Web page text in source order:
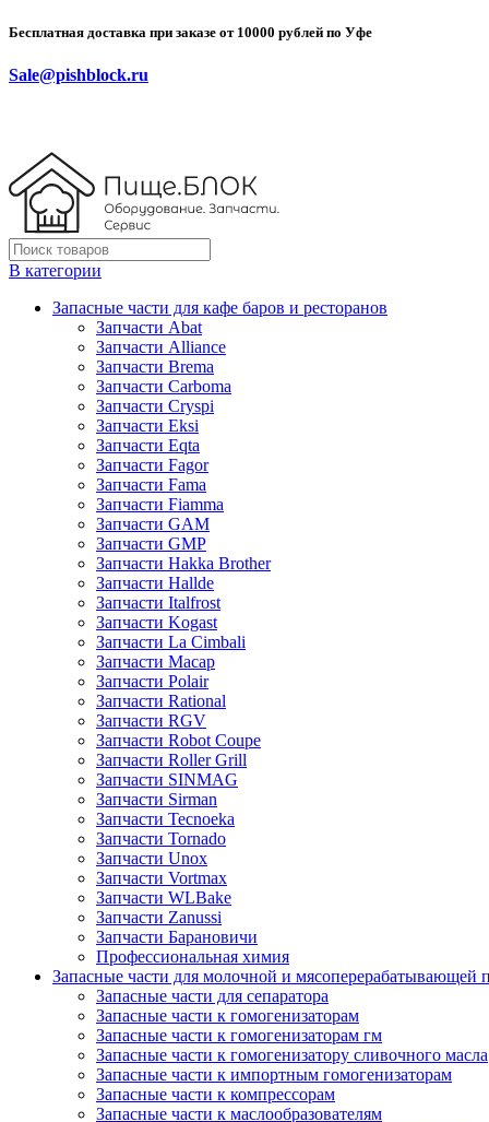
Бесплатная доставка при заказе от 10000 рублей по Уфе
Sale@pishblock.ru
В категории
Запасные части для кафе баров и ресторанов
Запчасти Abat
Запчасти Alliance
Запчасти Brema
Запчасти Carboma
Запчасти Cryspi
Запчасти Eksi
Запчасти Eqta
Запчасти Fagor
Запчасти Fama
Запчасти Fiamma
Запчасти GAM
Запчасти GMP
Запчасти Hakka Brother
Запчасти Hallde
Запчасти Italfrost
Запчасти Kogast
Запчасти La Cimbali
Запчасти Macap
Запчасти Polair
Запчасти Rational
Запчасти RGV
Запчасти Robot Coupe
Запчасти Roller Grill
Запчасти SINMAG
Запчасти Sirman
Запчасти Tecnoeka
Запчасти Tornado
Запчасти Unox
Запчасти Vortmax
Запчасти WLBake
Запчасти Zanussi
Запчасти Барановичи
Профессиональная химия
Запасные части для молочной и мясоперерабатывающей
Запасные части для сепаратора
Запасные части к гомогенизаторам
Запасные части к гомогенизаторам гм
Запасные части к гомогенизатору сливочного масла
Запасные части к импортным гомогенизаторам
Запасные части к компрессорам
Запасные части к маслообразователям